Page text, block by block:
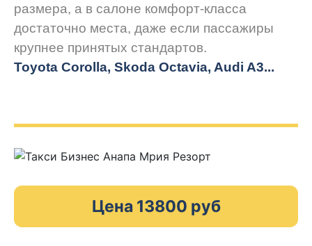
размера, а в салоне комфорт-класса
достаточно места, даже если пассажиры
крупнее принятых стандартов.
Toyota Corolla, Skoda Octavia, Audi A3...
Цена 13800 руб